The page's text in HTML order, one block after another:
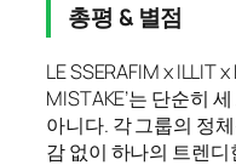
총평 & 별점
LE SSERAFIM x ILLIT
MISTAKE’는 단순히
아니다. 각 그룹의 정
감 없이 하나의 트렌